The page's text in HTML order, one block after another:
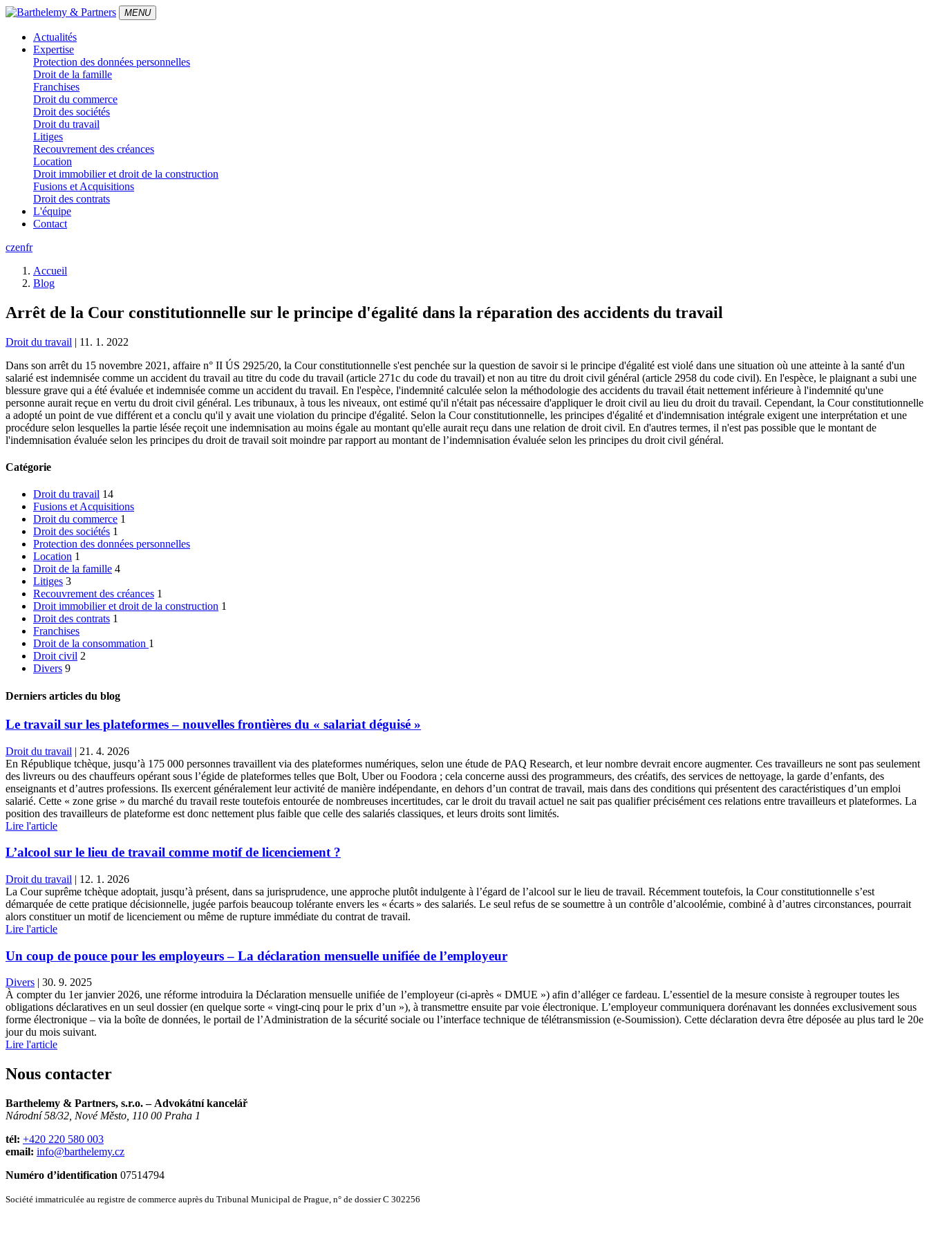
MENU
Actualités
Expertise
Protection des données personnelles
Droit de la famille
Franchises
Droit du commerce
Droit des sociétés
Droit du travail
Litiges
Recouvrement des créances
Location
Droit immobilier et droit de la construction
Fusions et Acquisitions
Droit des contrats
L'équipe
Contact
czenfr
Accueil
Blog
Arrêt de la Cour constitutionnelle sur le principe d'égalité dans la réparation des accidents du travail
Droit du travail | 11. 1. 2022
Dans son arrêt du 15 novembre 2021, affaire n° II ÚS 2925/20, la Cour constitutionnelle s'est penchée sur la question de savoir si le principe d'égalité est violé dans une situation où une atteinte à la santé d'un
salarié est indemnisée comme un accident du travail au titre du code du travail (article 271c du code du travail) et non au titre du droit civil général (article 2958 du code civil). En l'espèce, le plaignant a subi une
blessure grave qui a été évaluée et indemnisée comme un accident du travail. En l'espèce, l'indemnité calculée selon la méthodologie des accidents du travail était nettement inférieure à l'indemnité qu'une
personne aurait reçue en vertu du droit civil général. Les tribunaux, à tous les niveaux, ont estimé qu'il n'était pas nécessaire d'appliquer le droit civil au lieu du droit du travail. Cependant, la Cour constitutionnelle
a adopté un point de vue différent et a conclu qu'il y avait une violation du principe d'égalité. Selon la Cour constitutionnelle, les principes d'égalité et d'indemnisation intégrale exigent une interprétation et une
procédure selon lesquelles la partie lésée reçoit une indemnisation au moins égale au montant qu'elle aurait reçu dans une relation de droit civil. En d'autres termes, il n'est pas possible que le montant de
l'indemnisation évaluée selon les principes du droit de travail soit moindre par rapport au montant de l’indemnisation évaluée selon les principes du droit civil général.
Catégorie
Droit du travail 14
Fusions et Acquisitions
Droit du commerce 1
Droit des sociétés 1
Protection des données personnelles
Location 1
Droit de la famille 4
Litiges 3
Recouvrement des créances 1
Droit immobilier et droit de la construction 1
Droit des contrats 1
Franchises
Droit de la consommation 1
Droit civil 2
Divers 9
Derniers articles du blog
Le travail sur les plateformes – nouvelles frontières du « salariat déguisé »
Droit du travail | 21. 4. 2026
En République tchèque, jusqu’à 175 000 personnes travaillent via des plateformes numériques, selon une étude de PAQ Research, et leur nombre devrait encore augmenter. Ces travailleurs ne sont pas seulement
des livreurs ou des chauffeurs opérant sous l’égide de plateformes telles que Bolt, Uber ou Foodora ; cela concerne aussi des programmeurs, des créatifs, des services de nettoyage, la garde d’enfants, des
enseignants et d’autres professions. Ils exercent généralement leur activité de manière indépendante, en dehors d’un contrat de travail, mais dans des conditions qui présentent des caractéristiques d’un emploi
salarié. Cette « zone grise » du marché du travail reste toutefois entourée de nombreuses incertitudes, car le droit du travail actuel ne sait pas qualifier précisément ces relations entre travailleurs et plateformes. La
position des travailleurs de plateforme est donc nettement plus faible que celle des salariés classiques, et leurs droits sont limités.
Lire l'article
L’alcool sur le lieu de travail comme motif de licenciement ?
Droit du travail | 12. 1. 2026
La Cour suprême tchèque adoptait, jusqu’à présent, dans sa jurisprudence, une approche plutôt indulgente à l’égard de l’alcool sur le lieu de travail. Récemment toutefois, la Cour constitutionnelle s’est
démarquée de cette pratique décisionnelle, jugée parfois beaucoup tolérante envers les « écarts » des salariés. Le seul refus de se soumettre à un contrôle d’alcoolémie, combiné à d’autres circonstances, pourrait
alors constituer un motif de licenciement ou même de rupture immédiate du contrat de travail.
Lire l'article
Un coup de pouce pour les employeurs – La déclaration mensuelle unifiée de l’employeur
Divers
30. 9. 2025
À compter du 1er janvier 2026, une réforme introduira la Déclaration mensuelle unifiée de l’employeur (ci-après « DMUE ») afin d’alléger ce fardeau. L’essentiel de la mesure consiste à regrouper toutes les
obligations déclaratives en un seul dossier (en quelque sorte « vingt-cinq pour le prix d’un »), à transmettre ensuite par voie électronique. L’employeur communiquera dorénavant les données exclusivement sous
forme électronique – via la boîte de données, le portail de l’Administration de la sécurité sociale ou l’interface technique de télétransmission (e-Soumission). Cette déclaration devra être déposée au plus tard le 20e
jour du mois suivant.
Lire l'article
Nous contacter
Barthelemy & Partners, s.r.o. – Advokátní kancelář
Národní 58/32, Nové Město, 110 00 Praha 1
tél: +420 220 580 003
email: info@barthelemy.cz
Numéro d’identification 07514794
Société immatriculée au registre de commerce auprès du Tribunal Municipal de Prague, n° de dossier C 302256